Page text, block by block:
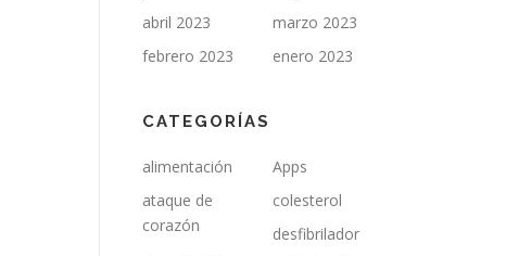
abril 2023
marzo 2023
febrero 2023
enero 2023
CATEGORÍAS
alimentación
Apps
ataque de
corazón
colesterol
desfibrilador